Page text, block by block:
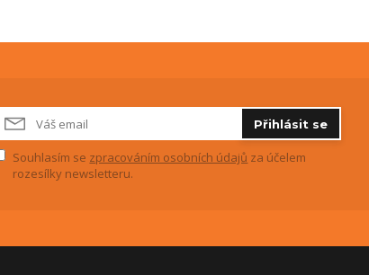
Přihlásit se
Souhlasím se zpracováním osobních údajů za účelem
rozesílky newsletteru.